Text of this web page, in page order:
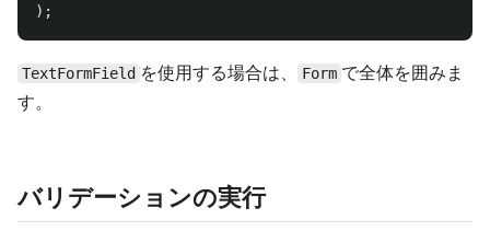
);
TextFormField を使用する場合は、 Form で全体を囲みま
す。
バリデーションの実行